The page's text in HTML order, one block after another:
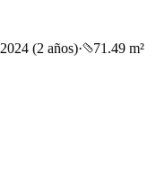
2024 (2 años)·
71.49 m²